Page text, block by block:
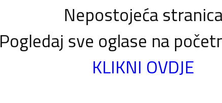
Nepostojeća
Pogledaj sve oglase na
KLIKNI OVDJE